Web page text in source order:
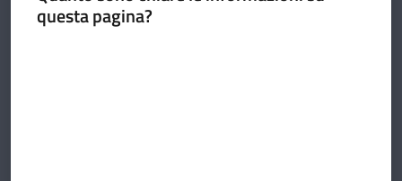
questa pagina?